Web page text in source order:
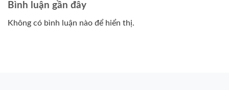
Bình luận gần đây
Không có bình luận nào để hiển thị.